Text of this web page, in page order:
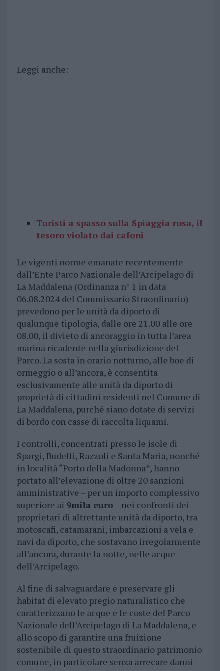
Leggi anche:
Turisti a spasso sulla Spiaggia rosa, il
tesoro violato dai cafoni
Le vigenti norme emanate recentemente
dall’Ente Parco Nazionale dell’Arcipelago di
La Maddalena (Ordinanza n° 1 in data
06.08.2024 del Commissario Straordinario)
prevedono per le unità da diporto di
qualunque tipologia, dalle ore 21.00 alle ore
08.00, il divieto di ancoraggio in tutta l’area
marina ricadente nella giurisdizione del
Parco. La sosta in orario notturno, alle boe di
ormeggio o all’ancora, è consentita
esclusivamente alle unità da diporto di
proprietà di cittadini residenti nel Comune di
La Maddalena, purché siano dotate di servizi
di bordo con casse di raccolta liquami.
I controlli, concentrati presso le isole di
Spargi, Budelli, Razzoli e Santa Maria, nonché
in località “Porto della Madonna”, hanno
portato all’elevazione di oltre 20 sanzioni
amministrative – per un importo complessivo
superiore ai 9mila euro– nei confronti dei
proprietari di altrettante unità da diporto, tra
motoscafi, catamarani, imbarcazioni a vela e
navi da diporto, che sostavano irregolarmente
all’ancora, durante la notte, nelle acque
dell’Arcipelago.
Al fine di salvaguardare e preservare gli
habitat di elevato pregio naturalistico che
caratterizzano le acque e le coste del Parco
Nazionale dell’Arcipelago di La Maddalena, e
allo scopo di garantire una fruizione
sostenibile di questo straordinario patrimonio
comune, in particolare senza arrecare danni